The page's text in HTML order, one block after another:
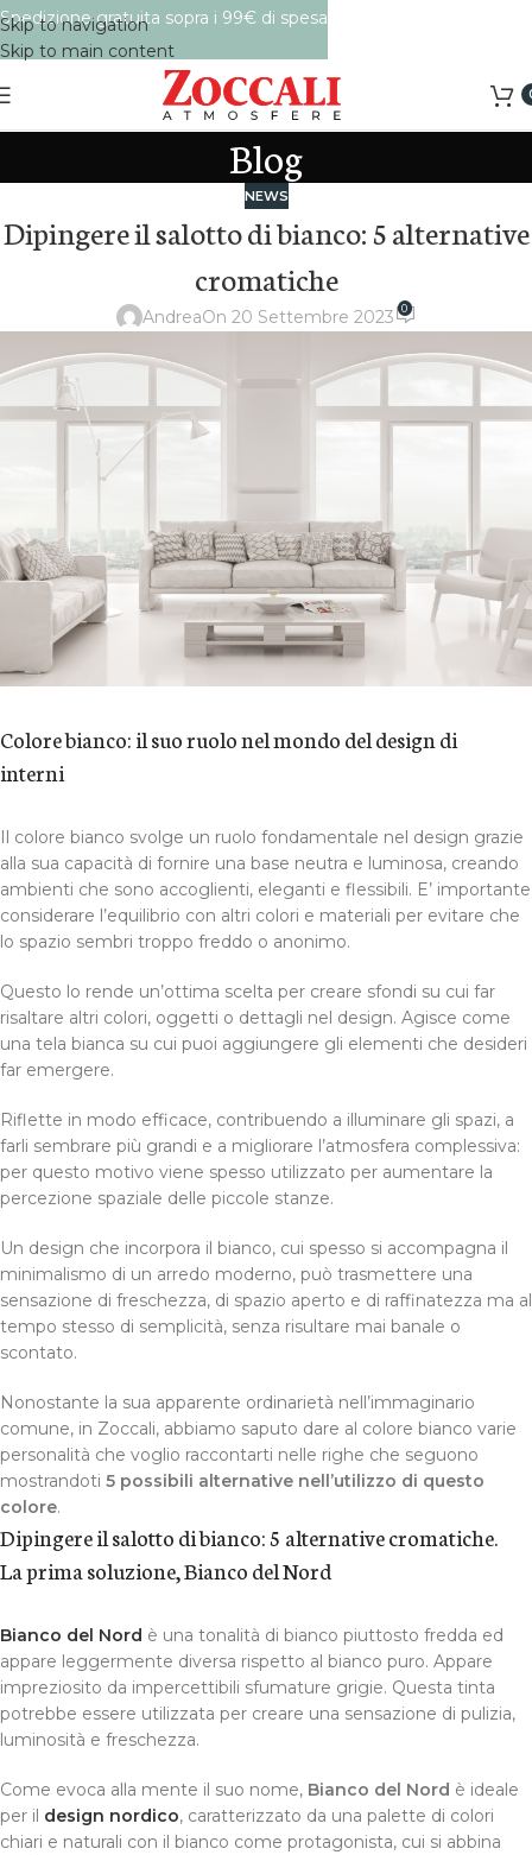
Skip to navigation
Skip to main content
Blog
NEWS
Dipingere il salotto di bianco: 5 alternative
cromatiche
AndreaOn 20 Settembre 2023 0
Colore bianco: il suo ruolo nel mondo del design di
interni
Il colore bianco svolge un ruolo fondamentale nel design grazie
alla sua capacità di fornire una base neutra e luminosa, creando
ambienti che sono accoglienti, eleganti e flessibili. E’ importante
considerare l’equilibrio con altri colori e materiali per evitare che
lo spazio sembri troppo freddo o anonimo.
Questo lo rende un’ottima scelta per creare sfondi su cui far
risaltare altri colori, oggetti o dettagli nel design. Agisce come
una tela bianca su cui puoi aggiungere gli elementi che desideri
far emergere.
Riflette in modo efficace, contribuendo a illuminare gli spazi, a
farli sembrare più grandi e a migliorare l’atmosfera complessiva:
per questo motivo viene spesso utilizzato per aumentare la
percezione spaziale delle piccole stanze.
Un design che incorpora il bianco, cui spesso si accompagna il
minimalismo di un arredo moderno, può trasmettere una
sensazione di freschezza, di spazio aperto e di raffinatezza ma al
tempo stesso di semplicità, senza risultare mai banale o
scontato.
Nonostante la sua apparente ordinarietà nell’immaginario
comune, in Zoccali, abbiamo saputo dare al colore bianco varie
personalità che voglio raccontarti nelle righe che seguono
mostrandoti 5 possibili alternative nell’utilizzo di questo
colore.
Dipingere il salotto di bianco: 5 alternative cromatiche.
La prima soluzione, Bianco del Nord
Bianco del Nord è una tonalità di bianco piuttosto fredda ed
appare leggermente diversa rispetto al bianco puro. Appare
impreziosito da impercettibili sfumature grigie. Questa tinta
potrebbe essere utilizzata per creare una sensazione di pulizia,
luminosità e freschezza.
Come evoca alla mente il suo nome, Bianco del Nord è ideale
per il design nordico, caratterizzato da una palette di colori
chiari e naturali con il bianco come protagonista, cui si abbina
Spedizione gratuita sopra i 99€ di spesa